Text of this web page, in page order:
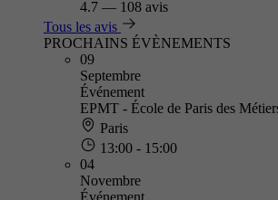
4.7 — 108 avis
Tous les avis
PROCHAINS ÉVÈNEMENTS
09
Septembre
Événement
EPMT - École de Paris des
Paris
13:00 - 15:00
04
Novembre
Événement